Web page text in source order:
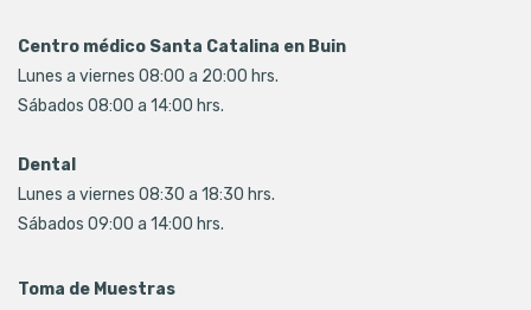
Centro médico Santa Catalina en Buin
Lunes a viernes 08:00 a 20:00 hrs.
Sábados 08:00 a 14:00 hrs.
Dental
Lunes a viernes 08:30 a 18:30 hrs.
Sábados 09:00 a 14:00 hrs.
Toma de Muestras